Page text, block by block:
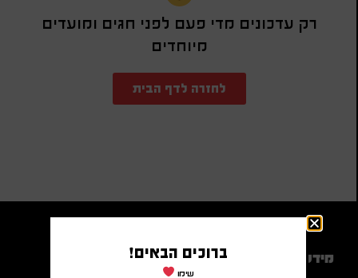
רק עדכונים מדי פעם לפני חגים ומועדים
מיוחדים
לחזרה לדף הבית
מידע נוסף ברוכים הבאים!
שימו